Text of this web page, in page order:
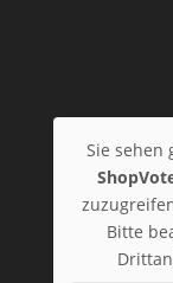
Sie sehen
Bitte